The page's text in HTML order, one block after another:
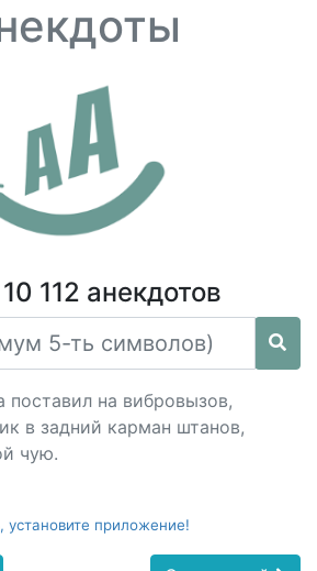
112 анекдотов
поставил на вибровызов,
в задний карман штанов,
чую.
установите приложение!